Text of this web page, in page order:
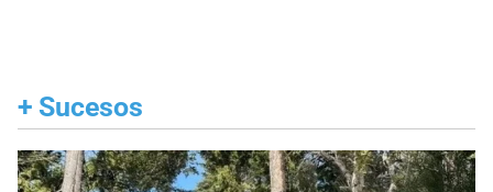
+ Sucesos